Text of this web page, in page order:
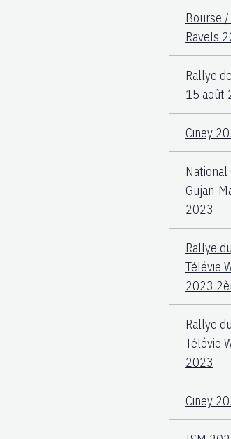
Bourse
Ravels
Rallye
15 août
Ciney
National
Gujan-
2023
Rallye
Télévie
2023
Rallye
Télévie
2023
Ciney